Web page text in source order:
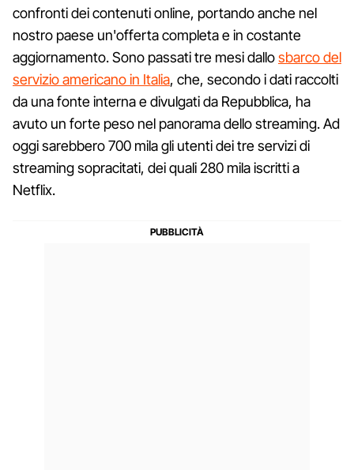
confronti dei contenuti online, portando anche nel
nostro paese un'offerta completa e in costante
aggiornamento. Sono passati tre mesi dallosbarco del
servizio americano in Italia, che, secondo i dati raccolti
da una fonte interna e divulgati da Repubblica, ha
avuto un forte peso nel panorama dello streaming. Ad
oggi sarebbero 700 mila gli utenti dei tre servizi di
streaming sopracitati, dei quali 280 mila iscritti a
Netflix.